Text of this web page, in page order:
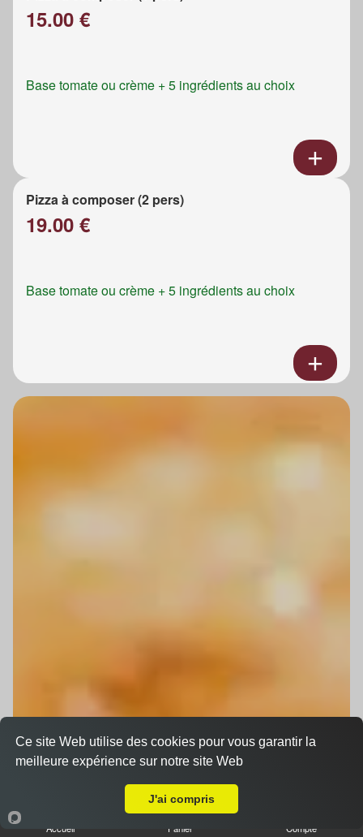
15.00 €
Base tomate ou crème + 5 ingrédients au choix
Pizza à composer (2 pers)
19.00 €
Base tomate ou crème + 5 ingrédients au choix
Accueil Panier Compte
Ce site Web utilise des cookies pour vous garantir la
meilleure expérience sur notre site Web
J'ai compris